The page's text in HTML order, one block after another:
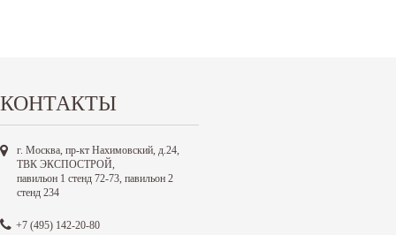
КОНТАКТЫ
г. Москва, пр-кт Нахимовский, д.24,
ТВК ЭКСПОСТРОЙ,
павильон 1 стенд 72-73, павильон 2
стенд 234
+7 (495) 142-20-80